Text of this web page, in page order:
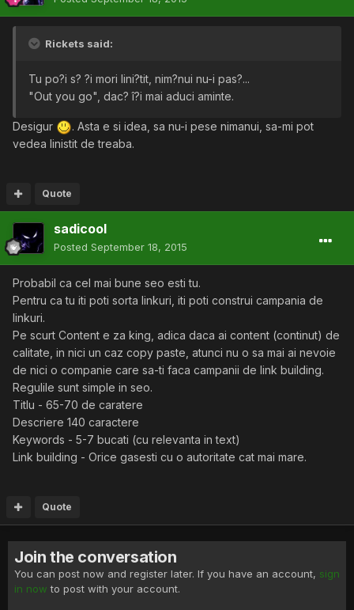
Rickets said:
Tu po?i s? ?i mori lini?tit, nim?nui nu-i pas?...
"Out you go", dac? î?i mai aduci aminte.
Desigur
. Asta e si idea, sa nu-i pese nimanui, sa-mi pot
vedea linistit de treaba.
Quote
sadicool
Posted September 18, 2015
Probabil ca cel mai bune seo esti tu.
Pentru ca tu iti poti sorta linkuri, iti poti construi campania de
linkuri.
Pe scurt Content e za king, adica daca ai content (continut) de
calitate, in nici un caz copy paste, atunci nu o sa mai ai nevoie
de nici o companie care sa-ti faca campanii de link building.
Regulile sunt simple in seo.
Titlu - 65-70 de caratere
Descriere 140 caractere
Keywords - 5-7 bucati (cu relevanta in text)
Link building - Orice gasesti cu o autoritate cat mai mare.
Quote
Join the conversation
You can post now and register later. If you have an account, sign
in now to post with your account.